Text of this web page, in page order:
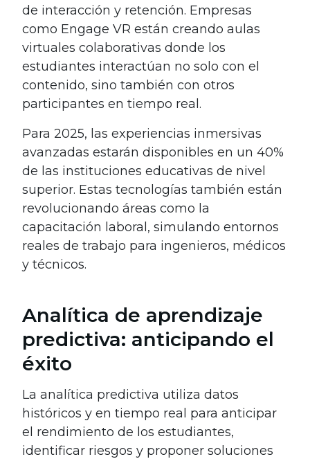
de interacción y retención. Empresas
como Engage VR están creando aulas
virtuales colaborativas donde los
estudiantes interactúan no solo con el
contenido, sino también con otros
participantes en tiempo real.
Para 2025, las experiencias inmersivas
avanzadas estarán disponibles en un 40%
de las instituciones educativas de nivel
superior. Estas tecnologías también están
revolucionando áreas como la
capacitación laboral, simulando entornos
reales de trabajo para ingenieros, médicos
y técnicos.
Analítica de aprendizaje
predictiva: anticipando el
éxito
La analítica predictiva utiliza datos
históricos y en tiempo real para anticipar
el rendimiento de los estudiantes,
identificar riesgos y proponer soluciones